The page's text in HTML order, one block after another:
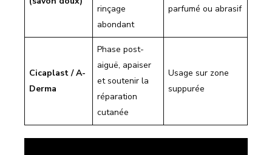
rinçage
abondant
parfumé ou abrasif
Cicaplast / A-
Derma
Phase post-
aiguë, apaiser
et soutenir la
réparation
cutanée
Usage sur zone
suppurée